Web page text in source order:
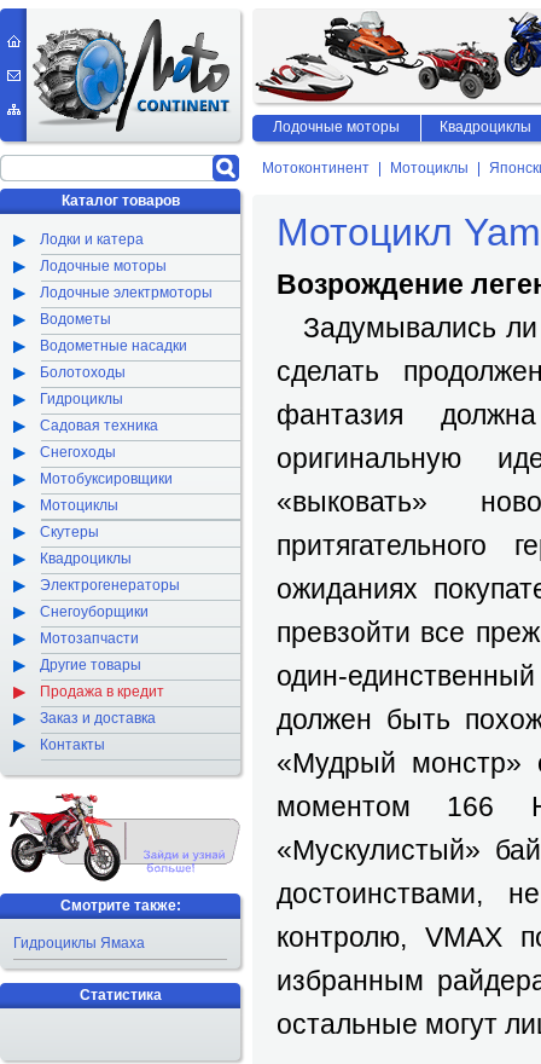
Мотоконтинент Мотоциклы
Мотоцикл
Возрождение
Задумывались ли
сделать
фантазия
оригинальную
«выковать»
ожиданиях
превзойти все
один-
должен быть
«Мудрый монстр»
моментом 166
«Мускулистый»
достоинствами,
контролю, VMAX
избранным
остальные могут
Каталог товаров
Лодки и катера
Лодочные моторы
Лодочные электрмоторы
Водометы
Водометные насадки
Болотоходы
Гидроциклы
Садовая техника
Снегоходы
Мотобуксировщики
Мотоциклы
Скутеры
Квадроциклы
Электрогенераторы
Снегоуборщики
Мотозапчасти
Другие товары
Продажа в кредит
Заказ и доставка
Контакты
Смотрите также:
Гидроциклы Ямаха
Статистика
Лодочные моторы Квадроциклы